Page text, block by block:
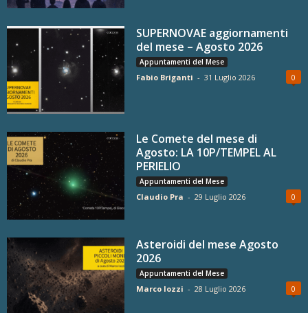
SUPERNOVAE aggiornamenti
del mese – Agosto 2026
Appuntamenti del Mese
Fabio Briganti - 31 Luglio 2026 0
Le Comete del mese di
Agosto: LA 10P/TEMPEL AL
PERIELIO
Appuntamenti del Mese
Claudio Pra - 29 Luglio 2026 0
Asteroidi del mese Agosto
2026
Appuntamenti del Mese
Marco Iozzi - 28 Luglio 2026 0